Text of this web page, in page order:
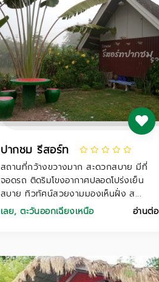
ปากชม รีสอร์ท
สถานที่กว้างขวางมาก สะดวกสบาย มีที่
จอดรถ ติดริมโขงอากาศปลอดโปร่งเย็น
สบาย ทิวทัศน์สวยงามมองเห็นฝั่ง ส...
เลย,ตะวันออกเฉียงเหนือ อ่านต่อ